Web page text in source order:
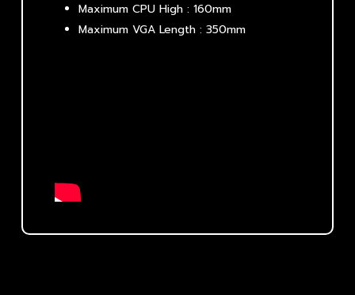
Maximum CPU High : 160mm
Maximum VGA Length : 350mm